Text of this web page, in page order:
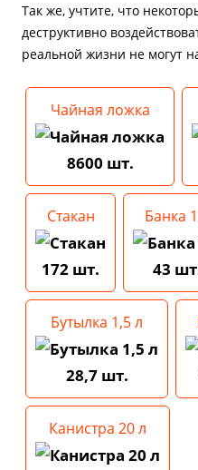
Так же, учтите, что
деструктивно
реальной жизни не могут
Чайная ложка
8600 шт.
Стакан
172 шт.
Банка
43
Бутылка 1,5 л
28,7 шт.
Канистра 20 л